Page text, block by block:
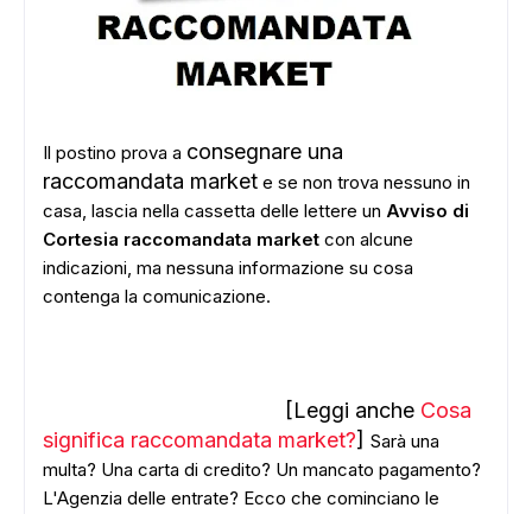
Il postino prova a consegnare una
raccomandata market e se non trova nessuno in
casa, lascia nella cassetta delle lettere un Avviso di
Cortesia raccomandata market con alcune
indicazioni, ma nessuna informazione su cosa
contenga la comunicazione.
[Leggi anche Cosa
significa raccomandata market?] Sarà una
multa? Una carta di credito? Un mancato pagamento?
L'Agenzia delle entrate? Ecco che cominciano le